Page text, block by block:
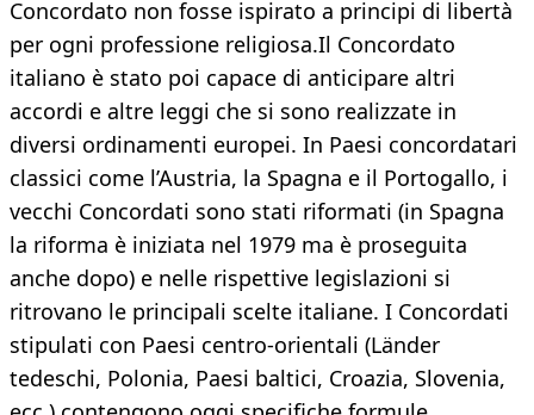
Concordato non fosse ispirato a principi di libertà
per ogni professione religiosa.Il Concordato
italiano è stato poi capace di anticipare altri
accordi e altre leggi che si sono realizzate in
diversi ordinamenti europei. In Paesi concordatari
classici come l’Austria, la Spagna e il Portogallo, i
vecchi Concordati sono stati riformati (in Spagna
la riforma è iniziata nel 1979 ma è proseguita
anche dopo) e nelle rispettive legislazioni si
ritrovano le principali scelte italiane. I Concordati
stipulati con Paesi centro-orientali (Länder
tedeschi, Polonia, Paesi baltici, Croazia, Slovenia,